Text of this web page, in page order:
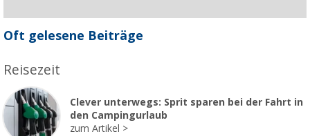
Oft gelesene Beiträge
Reisezeit
Clever unterwegs: Sprit sparen bei der Fahrt in
den Campingurlaub
zum Artikel